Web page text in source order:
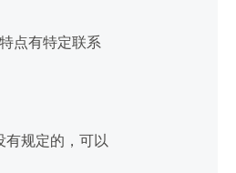
点有特定联系
规定的，可以